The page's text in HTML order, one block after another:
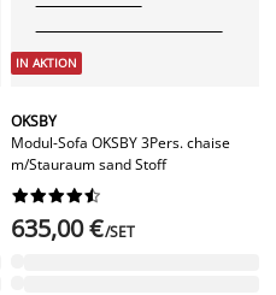
IN AKTION
OKSBY
Modul-Sofa OKSBY 3Pers. chaise
m/Stauraum sand Stoff






635,00 €/SET